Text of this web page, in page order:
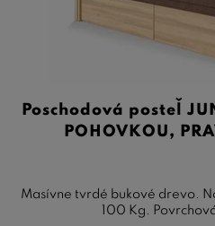
Poschodová posteľ
POHOVKOU,
Masívne tvrdé bukové drevo.
100 Kg.